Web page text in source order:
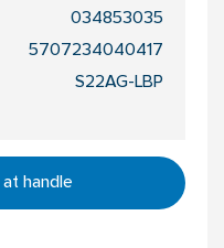
034853035
5707234040417
S22AG-LBP
handle